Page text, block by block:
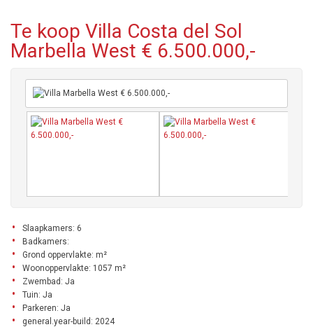
Te koop Villa Costa del Sol
Marbella West € 6.500.000,-
Slaapkamers: 6
Badkamers:
Grond oppervlakte: m²
Woonoppervlakte: 1057 m²
Zwembad: Ja
Tuin: Ja
Parkeren: Ja
general.year-build: 2024